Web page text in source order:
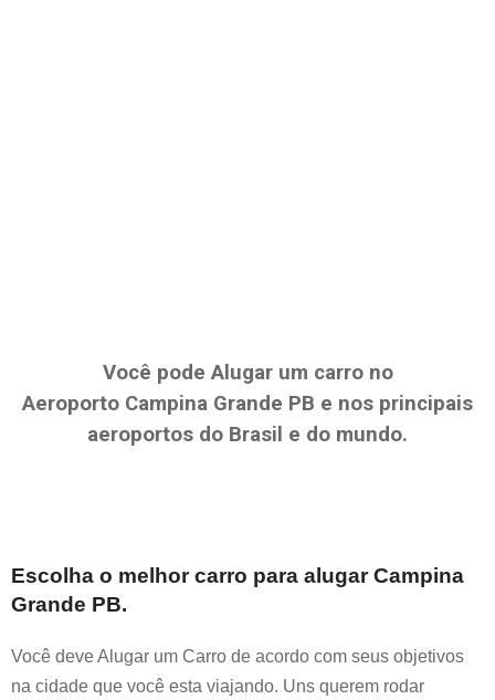
Você pode Alugar um carro no
Aeroporto Campina Grande PB e nos principais
aeroportos do Brasil e do mundo.
Escolha o melhor carro para alugarCampina
Grande PB.
Você deve Alugar um Carro de acordo com seus objetivos
na cidade que você esta viajando. Uns querem rodar